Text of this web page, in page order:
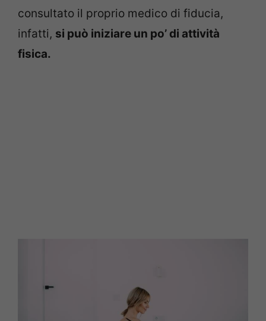
consultato il proprio medico di fiducia,
infatti, si può iniziare un po’ di attività
fisica.